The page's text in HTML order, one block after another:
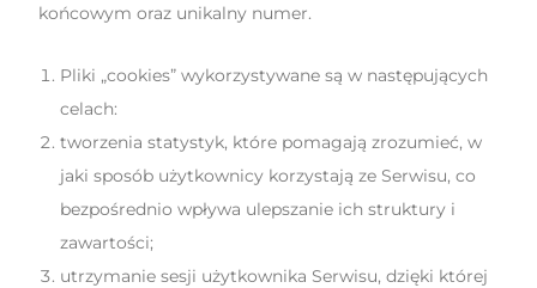
końcowym oraz unikalny numer.
Pliki „cookies” wykorzystywane są w następujących
celach:
tworzenia statystyk, które pomagają zrozumieć, w
jaki sposób użytkownicy korzystają ze Serwisu, co
bezpośrednio wpływa ulepszanie ich struktury i
zawartości;
utrzymanie sesji użytkownika Serwisu, dzięki której